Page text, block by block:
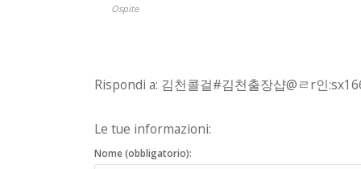
Ospite
Rispondi a: 김천콜걸#김천출장샵@ㄹr인
Le tue informazioni:
Nome (obbligatorio):